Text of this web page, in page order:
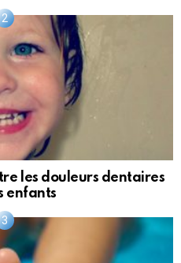
les douleurs dentaires
enfants